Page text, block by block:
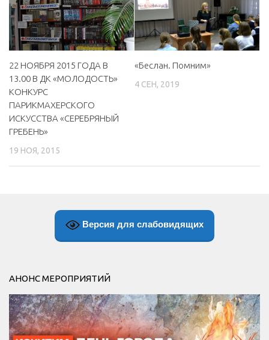
22 НОЯБРЯ 2015 ГОДА В
13.00 В ДК «МОЛОДОСТЬ»
КОНКУРС
ПАРИКМАХЕРСКОГО
ИСКУССТВА «СЕРЕБРЯНЫЙ
ГРЕБЕНЬ»
19 НОЯ, 2015
«Беслан. Помним»
4 СЕН, 2019
Версия для слабовидящих
АНОНС МЕРОПРИЯТИЙ